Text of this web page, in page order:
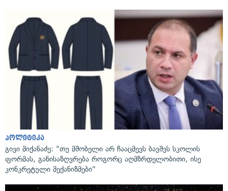
პოლიტიკა
გივი მიქანაძე: "თუ მშობელი არ ჩააცმევს ბავშვს სკოლის
ფორმას, განისაზღვრება როგორც აღმზრდელობითი, ისე
კონკრეტული მექანიზმები"